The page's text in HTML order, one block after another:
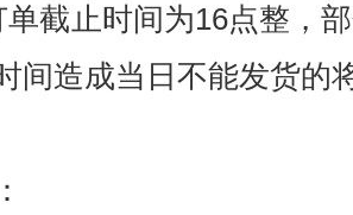
单截止时间为16点整，
间造成当日不能发货的